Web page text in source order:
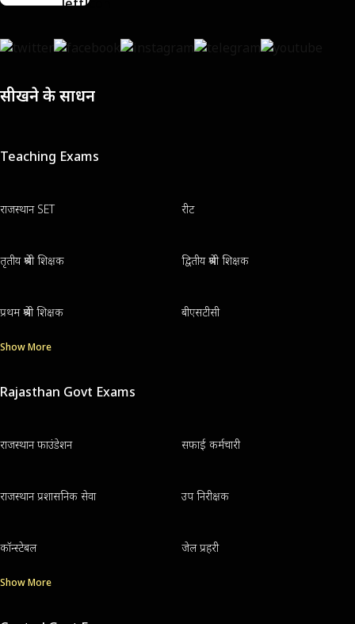
सीखने के साधन
Teaching Exams
राजस्थान SET रीट
तृतीय श्रेणी शिक्षक द्वितीय श्रेणी शिक्षक
प्रथम श्रेणी शिक्षक बीएसटीसी
Show More
Rajasthan Govt Exams
राजस्थान फाउंडेशन सफाई कर्मचारी
राजस्थान प्रशासनिक सेवा उप निरीक्षक
कॉन्स्टेबल जेल प्रहरी
Show More